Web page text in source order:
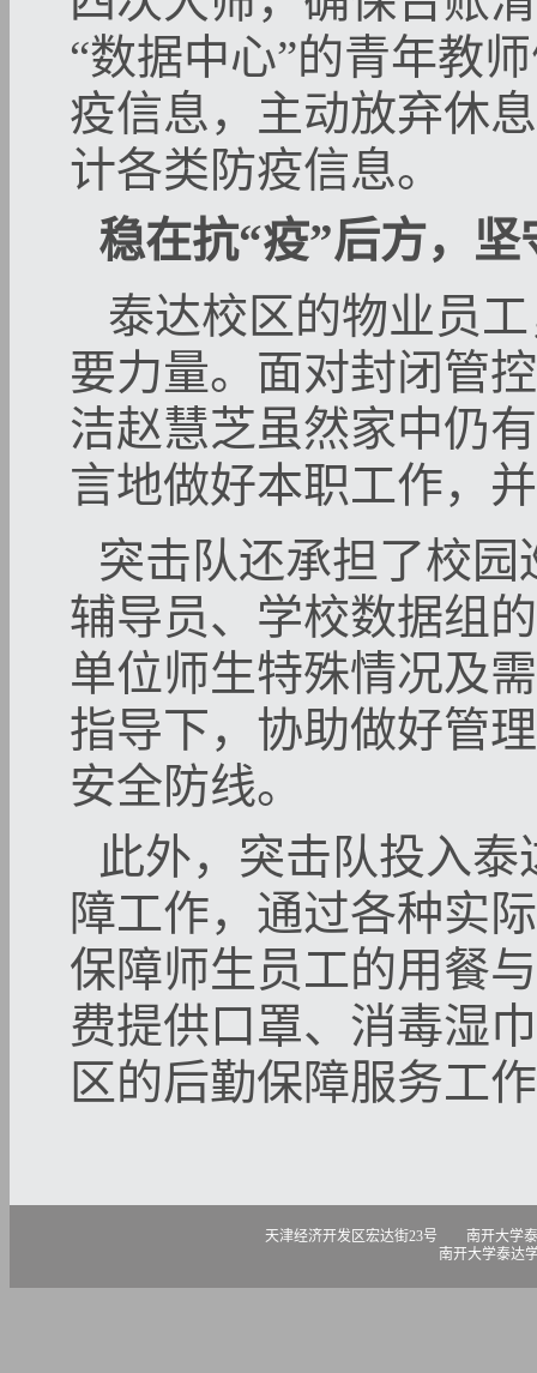
“数据中心”的青年教
疫信息，主动放弃休
计各类防疫信息。
稳在抗“疫”后方，
泰达校区的物业员
要力量。面对封闭管
洁赵慧芝虽然家中仍
言地做好本职工作，
突击队还承担了校
辅导员、学校数据组
单位师生特殊情况及
指导下，协助做好管
安全防线。
此外，突击队投入
障工作，通过各种实
保障师生员工的用餐
费提供口罩、消毒湿
区的后勤保障服务工
天津经济开发区宏达街23号 南开大学泰达学
南开大学泰达学院版